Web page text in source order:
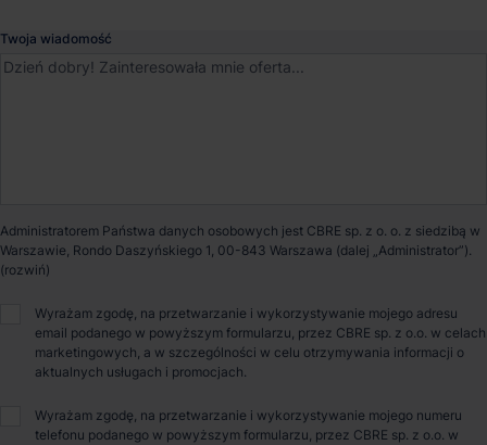
Dostępność
O parku
Magazyn do wynajęcia – Panattoni Park Nadarzyn II
Twoja wiadomość
Administratorem Państwa danych osobowych jest CBRE sp. z o. o. z siedzibą w
Warszawie, Rondo Daszyńskiego 1, 00-843 Warszawa (dalej „Administrator”).
Wyrażam zgodę, na przetwarzanie i wykorzystywanie mojego adresu
email podanego w powyższym formularzu, przez CBRE sp. z o.o. w celach
marketingowych, a w szczególności w celu otrzymywania informacji o
aktualnych usługach i promocjach.
Wyrażam zgodę, na przetwarzanie i wykorzystywanie mojego numeru
telefonu podanego w powyższym formularzu, przez CBRE sp. z o.o. w